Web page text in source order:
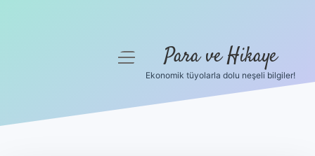
menüyü
Para ve Hikaye
Ekonomik tüyolarla dolu neşeli bilgiler!